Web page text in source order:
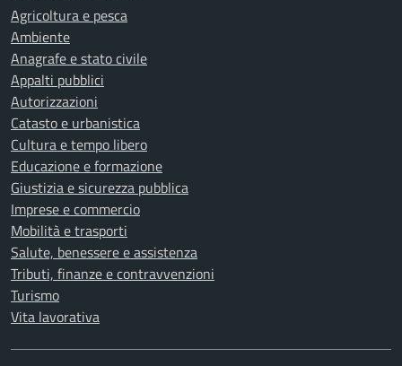
Agricoltura e pesca
Ambiente
Anagrafe e stato civile
Appalti pubblici
Autorizzazioni
Catasto e urbanistica
Cultura e tempo libero
Educazione e formazione
Giustizia e sicurezza pubblica
Imprese e commercio
Mobilità e trasporti
Salute, benessere e assistenza
Tributi, finanze e contravvenzioni
Turismo
Vita lavorativa